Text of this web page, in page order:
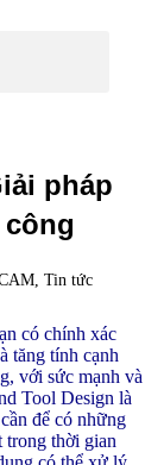
pháp
, Tin tức
có chính xác
tăng tính cạnh
với sức mạnh và
Tool Design là
để có những
trong thời gian